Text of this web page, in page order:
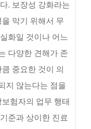
. 보장성 강화라는
막기 위해서 무
화일 것이나 어느
다양한 견해가 존
중요한 것이 의
지 않는다는 점을
험자의 업무 행태
준과 상이한 진료